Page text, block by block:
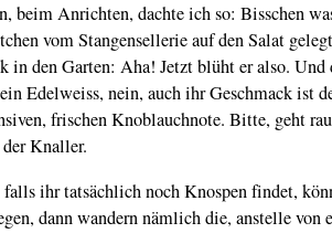
beim Anrichten, dachte ich so: Bisschen
vom Stangensellerie auf den Salat
in den Garten: Aha! Jetzt blüht er also. Und
Edelweiss, nein, auch ihr Geschmack ist
frischen Knoblauchnote. Bitte, geht
Knaller.
ihr tatsächlich noch Knospen findet,
dann wandern nämlich die, anstelle von